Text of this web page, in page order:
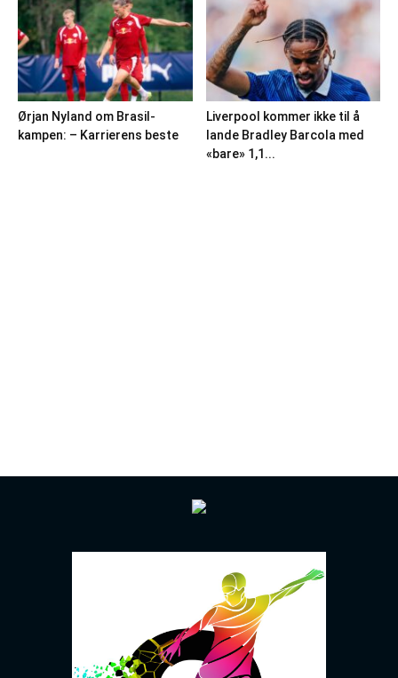
Ørjan Nyland om Brasil-
kampen: – Karrierens beste
Liverpool kommer ikke til å
lande Bradley Barcola med
«bare» 1,1...